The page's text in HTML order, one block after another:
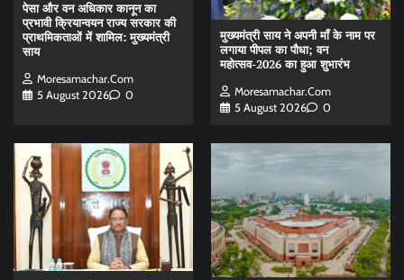
पेसा और वन अधिकार कानून का
प्रभावी क्रियान्वयन राज्य सरकार की
प्राथमिकताओं में शामिल: मुख्यमंत्री
साय
Moresamachar.com
5 August 2026
0
मुख्यमंत्री साय ने अपनी माँ के नाम पर
लगाया पीपल का पौधा; वन
महोत्सव-2026 का हुआ शुभारंभ
Moresamachar.com
5 August 2026
0